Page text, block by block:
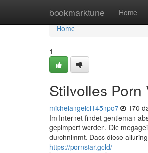
bookmarktune Home
Home
Home
1
Stilvolles Porn
michelangelol145npo7 170
Im Internet findet gentleman
gepimpert werden. Die
durchnimmt. Dass diese
https://pornstar.gold/